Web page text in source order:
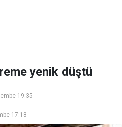
yenik düştü
19:35
17:18